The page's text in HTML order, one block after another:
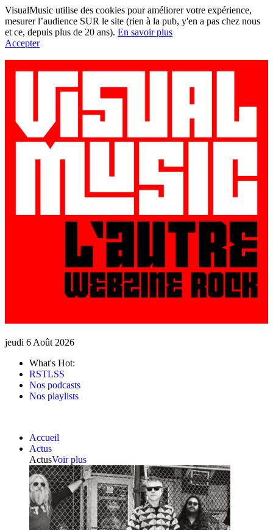
VisualMusic utilise des cookies pour améliorer votre expérience,
mesurer l’audience SUR le site (rien à la pub, y'en a pas chez nous
et ce, depuis plus de 20 ans). En savoir plus
Accepter
jeudi 6 Août 2026
What's Hot:
RSTLSS
Nos podcasts
Nos playlists
Accueil
Actus
ActusVoir plus